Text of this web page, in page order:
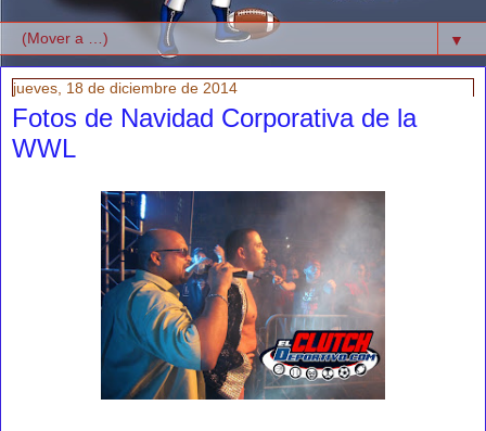
▼
jueves, 18 de diciembre de 2014
Fotos de Navidad Corporativa de la
WWL